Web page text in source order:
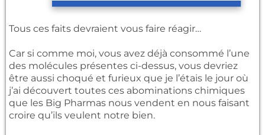
Tous ces faits devraient vous faire réagir…
Car si comme moi, vous avez déjà consommé l’une
des molécules présentes ci-dessus, vous devriez
être aussi choqué et furieux que je l’étais le jour où
j’ai découvert toutes ces abominations chimiques
que les Big Pharmas nous vendent en nous faisant
croire qu’ils veulent notre bien.